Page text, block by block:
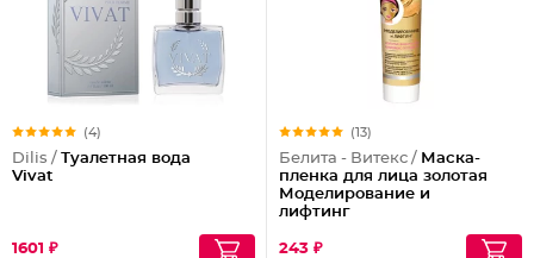
(4)
Dilis / Туалетная вода
Vivat
1601 ₽
(13)
Белита - Витекс / Маска-
пленка для лица золотая
Моделирование и
лифтинг
243 ₽